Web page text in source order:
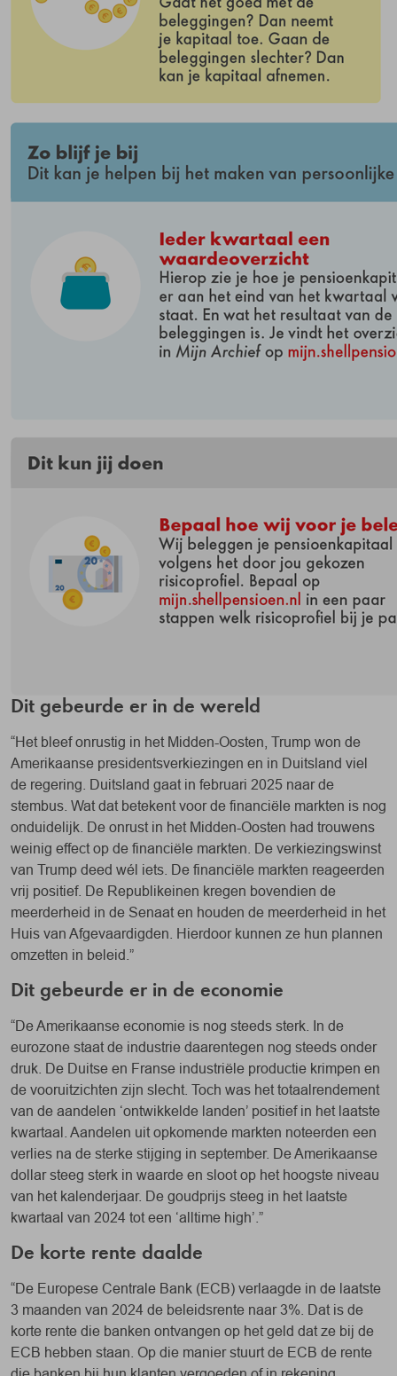
Dit gebeurde er in de wereld
“Het bleef onrustig in het Midden-Oosten, Trump won de
Amerikaanse presidentsverkiezingen en in Duitsland viel
de regering. Duitsland gaat in februari 2025 naar de
stembus. Wat dat betekent voor de financiële markten is nog
onduidelijk. De onrust in het Midden-Oosten had trouwens
weinig effect op de financiële markten. De verkiezingswinst
van Trump deed wél iets. De financiële markten reageerden
vrij positief. De Republikeinen kregen bovendien de
meerderheid in de Senaat en houden de meerderheid in het
Huis van Afgevaardigden. Hierdoor kunnen ze hun plannen
omzetten in beleid.”
Dit gebeurde er in de economie
“De Amerikaanse economie is nog steeds sterk. In de
eurozone staat de industrie daarentegen nog steeds onder
druk. De Duitse en Franse industriële productie krimpen en
de vooruitzichten zijn slecht. Toch was het totaalrendement
van de aandelen ‘ontwikkelde landen’ positief in het laatste
kwartaal. Aandelen uit opkomende markten noteerden een
verlies na de sterke stijging in september. De Amerikaanse
dollar steeg sterk in waarde en sloot op het hoogste niveau
van het kalenderjaar. De goudprijs steeg in het laatste
kwartaal van 2024 tot een ‘alltime high’.”
De korte rente daalde
“De Europese Centrale Bank (ECB) verlaagde in de laatste
3 maanden van 2024 de beleidsrente naar 3%. Dat is de
korte rente die banken ontvangen op het geld dat ze bij de
ECB hebben staan. Op die manier stuurt de ECB de rente